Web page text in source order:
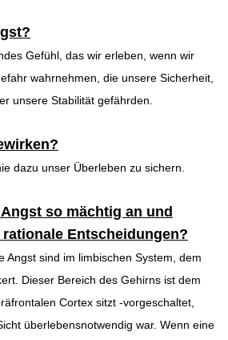
Gefühl, das wir erleben, wenn wir
wahrnehmen, die unsere Sicherheit,
unsere Stabilität gefährden.
dazu unser Überleben zu sichern.
so mächtig an und
Entscheidungen?
Angst sind im limbischen System, dem
Dieser Bereich des Gehirns ist dem
Cortex sitzt -vorgeschaltet,
überlebensnotwendig war. Wenn eine